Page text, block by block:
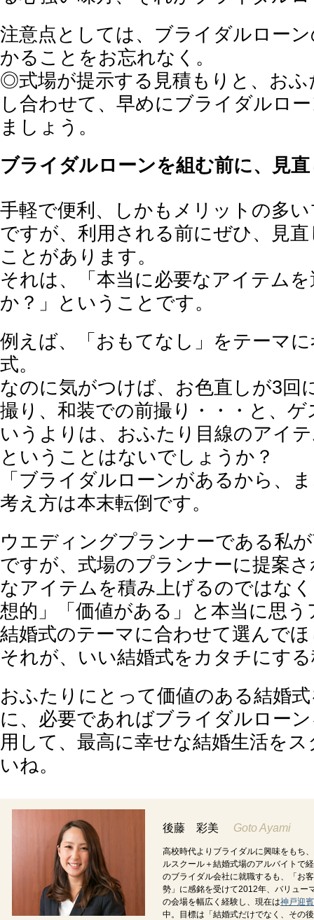
注意点としては、ブライダルロー
かることをお忘れなく。
◎式場が提示する見積もりと、おふ
し合わせて、早めにブライダルロ
ましょう。
ブライダルローンを組む前に、見
手軽で便利、しかもメリットの多
ですが、利用される前にぜひ、見
ことがあります。
それは、「本当に必要なアイテム
か？」ということです。
例えば、「おもてなし」をテーマ
式。
なのに気がつけば、お色直しが3回
撮り、和装での前撮り・・・と、
いうよりは、おふたり目線のアイ
ということはないでしょうか？
「ブライダルローンがあるから、
考え方は本末転倒です。
ウエディングプランナーである私
ですが、式場のプランナーに提案
なアイテムを積み上げるのではな
想的」「価値がある」と本当に思
結婚式のテーマに合わせて選んで
それが、いい結婚式をカタチにす
おふたりにとって価値のある結婚
に、必要であればブライダルロー
用して、最高に幸せな結婚生活を
いね。
後藤 彩美 Goto Ayami
高校時代よりブライダルに興味をもち
ルスクール＋結婚式場のアルバイトで
のブライダル会社に就職するも、「お
勢」に感銘を受けて2012年、バリュー
の会場を幅広く経験し、現在は神戸迎
中。目標は「結婚式だけでなく、その